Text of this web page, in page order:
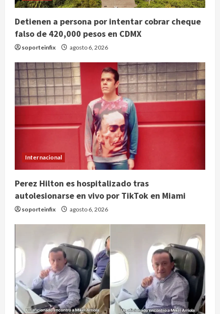
Detienen a persona por intentar cobrar cheque
falso de 420,000 pesos en CDMX
soporteinfix agosto 6, 2026
Internacional
Perez Hilton es hospitalizado tras
autolesionarse en vivo por TikTok en Miami
soporteinfix agosto 6, 2026